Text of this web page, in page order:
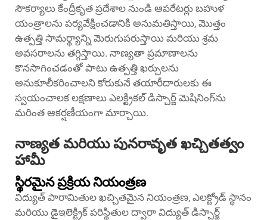
సౌకర్యాలు కేంద్రీకృత ప్రదేశాల నుండి ఆపరేటర్లు బహుళ
యంత్రాలను పర్యవేక్షించడానికి అనుమతిస్తాయి, మొత్తం
ఉత్పత్తి సామర్థ్యాన్ని మెరుగుపరుస్తాయి మరియు శ్రమ
అవసరాలను తగ్గిస్తాయి. నాణ్యతా ప్రమాణాలను
కొనసాగించడంతో పాటు ఉత్పత్తి ఖర్చులను
అనుకూలీకరించాలని కోరుకునే తయారీదారులకు ఈ
స్వయంచాలక లక్షణాలు ఎలక్ట్రికల్ డిస్చార్జ్ మెషినింగ్‌ను
మరింత ఆకర్షణీయంగా మార్చాయి.
నాణ్యత మరియు పునరావృత ఖచ్చితత్వం
హామీ
స్థిరమైన ప్రక్రియ నియంత్రణ
విద్యుత్ పారామితుల ఖచ్చితమైన నియంత్రణ, ఎలక్ట్రోడ్ స్థానం
మరియు డైఇలెక్ట్రిక్ పరిస్థితుల ద్వారా విద్యుత్ డిస్చార్జ్